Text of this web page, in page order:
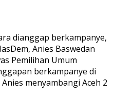
dianggap berkampanye,
Anies Baswedan
Pemilihan Umum
berkampanye di
menyambangi Aceh 2